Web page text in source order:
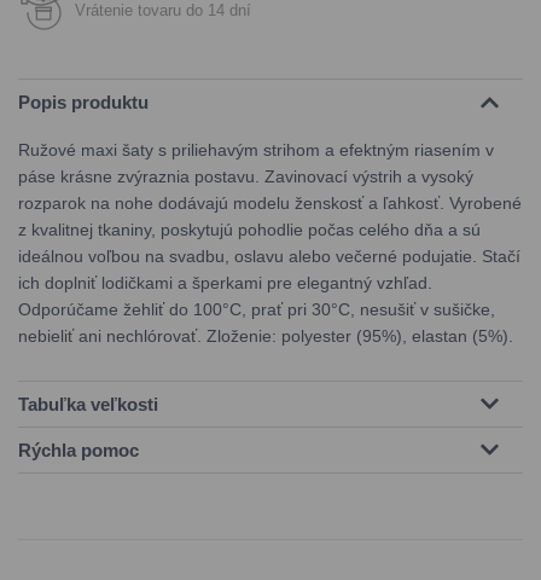
Vrátenie tovaru do 14 dní
Popis produktu
Ružové maxi šaty s priliehavým strihom a efektným riasením v
páse krásne zvýraznia postavu. Zavinovací výstrih a vysoký
rozparok na nohe dodávajú modelu ženskosť a ľahkosť. Vyrobené
z kvalitnej tkaniny, poskytujú pohodlie počas celého dňa a sú
ideálnou voľbou na svadbu, oslavu alebo večerné podujatie. Stačí
ich doplniť lodičkami a šperkami pre elegantný vzhľad.
Odporúčame žehliť do 100°C, prať pri 30°C, nesušiť v sušičke,
nebieliť ani nechlórovať. Zloženie: polyester (95%), elastan (5%).
Tabuľka veľkosti
Rýchla pomoc